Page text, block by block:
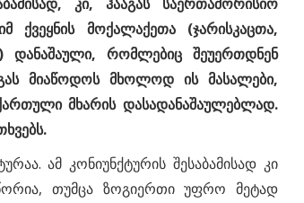
ქვეყნის მოქალაქეთა (ჯარისკაცთა,
რომლებიც შეუერთდნენ
მიაწოდოს მხოლოდ ის მასალები,
მხარის დასადანაშაულებლად.
ამ კონიუნქტურის შესაბამისად კი
თუმცა ზოგიერთი უფრო მეტად